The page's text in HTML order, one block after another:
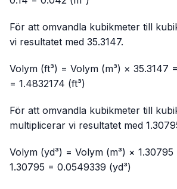
För att omvandla kubikmeter till
vi resultatet med 35.3147.
Volym (ft³) = Volym (m³) × 35.3147
= 1.4832174 (ft³)
För att omvandla kubikmeter till
multiplicerar vi resultatet med
Volym (yd³) = Volym (m³) ×
1.30795 = 0.0549339 (yd³)